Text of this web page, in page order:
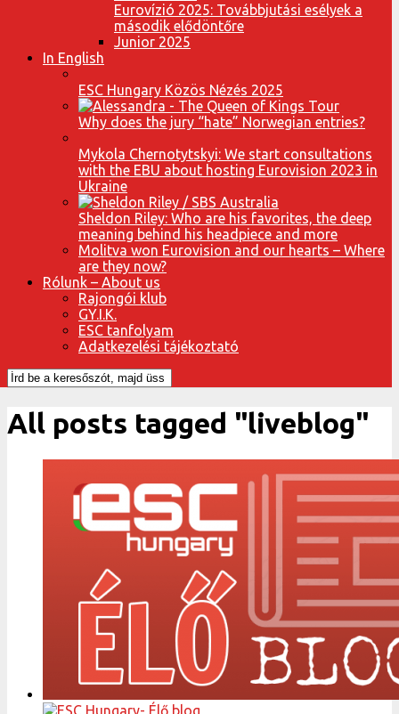
Eurovízió 2025: Továbbjutási esélyek a
második elődöntőre
Junior 2025
In English
ESC Hungary Közös Nézés 2025
Why does the jury “hate” Norwegian entries?
Mykola Chernotytskyi: We start consultations
with the EBU about hosting Eurovision 2023 in
Ukraine
Sheldon Riley: Who are his favorites, the deep
meaning behind his headpiece and more
Molitva won Eurovision and our hearts – Where
are they now?
Rólunk – About us
Rajongói klub
GY.I.K.
ESC tanfolyam
Adatkezelési tájékoztató
All posts tagged "liveblog"